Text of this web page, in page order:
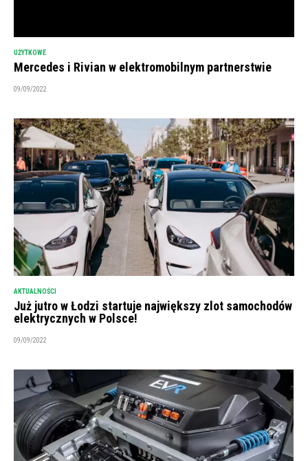
UŻYTKOWE
Mercedes i Rivian w elektromobilnym partnerstwie
09/09/2022
AKTUALNOŚCI
Już jutro w Łodzi startuje największy zlot samochodów
elektrycznych w Polsce!
09/09/2022